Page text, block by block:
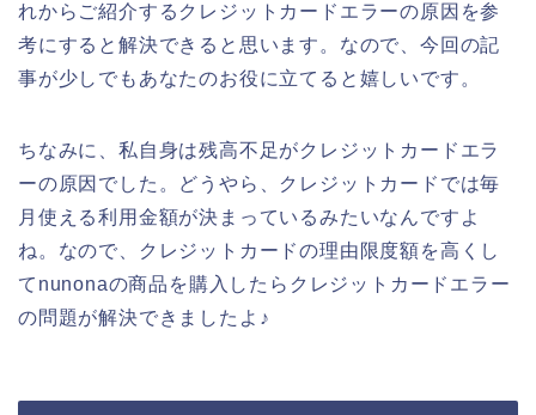
れからご紹介するクレジットカードエラーの原因を参
考にすると解決できると思います。なので、今回の記
事が少しでもあなたのお役に立てると嬉しいです。
ちなみに、私自身は残高不足がクレジットカードエラ
ーの原因でした。どうやら、クレジットカードでは毎
月使える利用金額が決まっているみたいなんですよ
ね。なので、クレジットカードの理由限度額を高くし
てnunonaの商品を購入したらクレジットカードエラー
の問題が解決できましたよ♪